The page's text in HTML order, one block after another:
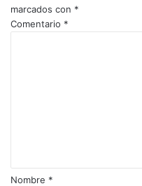
marcados con *
Comentario *
Nombre *